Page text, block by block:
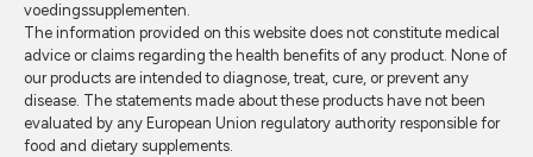
voedingssupplementen.
The information provided on this website does not constitute medical
advice or claims regarding the health benefits of any product. None of
our products are intended to diagnose, treat, cure, or prevent any
disease. The statements made about these products have not been
evaluated by any European Union regulatory authority responsible for
food and dietary supplements.